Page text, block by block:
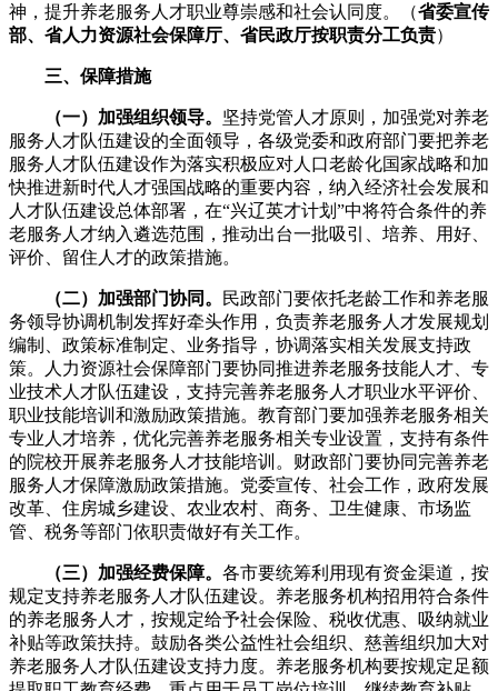
神，提升养老服务人才职业尊崇感和社会认同度。（省委宣传
部、省人力资源社会保障厅、省民政厅按职责分工负责）
三、保障措施
（一）加强组织领导。 坚持党管人才原则，加强党对养老
服务人才队伍建设的全面领导，各级党委和政府部门要把养老
服务人才队伍建设作为落实积极应对人口老龄化国家战略和加
快推进新时代人才强国战略的重要内容，纳入经济社会发展和
人才队伍建设总体部署，在“兴辽英才计划”中将符合条件的养
老服务人才纳入遴选范围，推动出台一批吸引、培养、用好、
评价、留住人才的政策措施。
（二）加强部门协同。
民政部门要依托老龄工作和养老服
务领导协调机制发挥好牵头作用，负责养老服务人才发展规划
编制、政策标准制定、业务指导，协调落实相关发展支持政
策。人力资源社会保障部门要协同推进养老服务技能人才、专
业技术人才队伍建设，支持完善养老服务人才职业水平评价、
职业技能培训和激励政策措施。教育部门要加强养老服务相关
专业人才培养，优化完善养老服务相关专业设置，支持有条件
的院校开展养老服务人才技能培训。财政部门要协同完善养老
服务人才保障激励政策措施。党委宣传、社会工作，政府发展
改革、住房城乡建设、农业农村、商务、卫生健康、市场监
管、税务等部门依职责做好有关工作。
（三）加强经费保障。 各市要统筹利用现有资金渠道，按
规定支持养老服务人才队伍建设。养老服务机构招用符合条件
的养老服务人才，按规定给予社会保险、税收优惠、吸纳就业
补贴等政策扶持。鼓励各类公益性社会组织、慈善组织加大对
养老服务人才队伍建设支持力度。养老服务机构要按规定足额